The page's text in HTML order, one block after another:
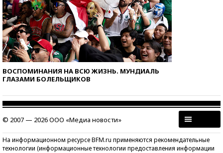
ВОСПОМИНАНИЯ НА ВСЮ ЖИЗНЬ. МУНДИАЛЬ
ГЛАЗАМИ БОЛЕЛЬЩИКОВ
© 2007 — 2026 ООО «Медиа новости»
На информационном ресурсе BFM.ru применяются рекомендательные
технологии (информационные технологии предоставления информации